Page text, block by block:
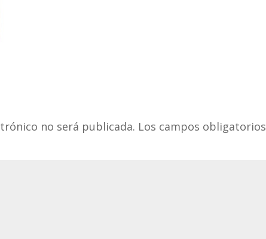
no será publicada. Los campos obligatorios